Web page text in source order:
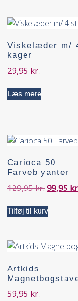
Viskelæder m/
kager
29,95 kr.
Læs mere
Carioca 50
Farveblyanter
129,95kr.99,95
Tilføj til kurv
Artkids
59,95 kr.